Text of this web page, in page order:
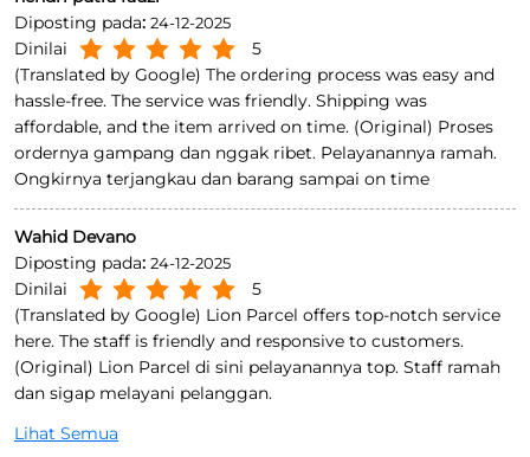
Ratings
4.2
Kirimkan Ulasan
Ulasan
hendri putra fauzi
Diposting pada: 24-12-2025
Dinilai
5
(Translated by Google) The ordering process was easy and
hassle-free. The service was friendly. Shipping was
affordable, and the item arrived on time. (Original) Proses
ordernya gampang dan nggak ribet. Pelayanannya ramah.
Ongkirnya terjangkau dan barang sampai on time